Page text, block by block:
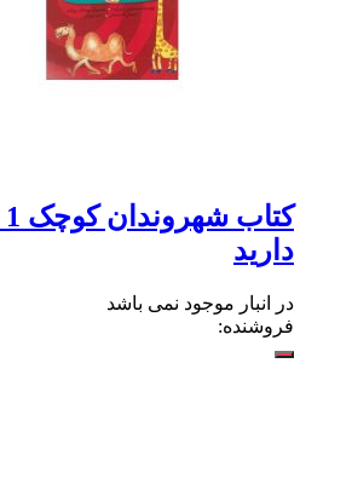
دارید
در انبار موجود نمی باشد
فروشنده: